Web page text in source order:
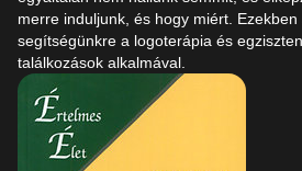
merre induljunk, és hogy miért.
segítségünkre a logoterápia és
találkozások alkalmával.